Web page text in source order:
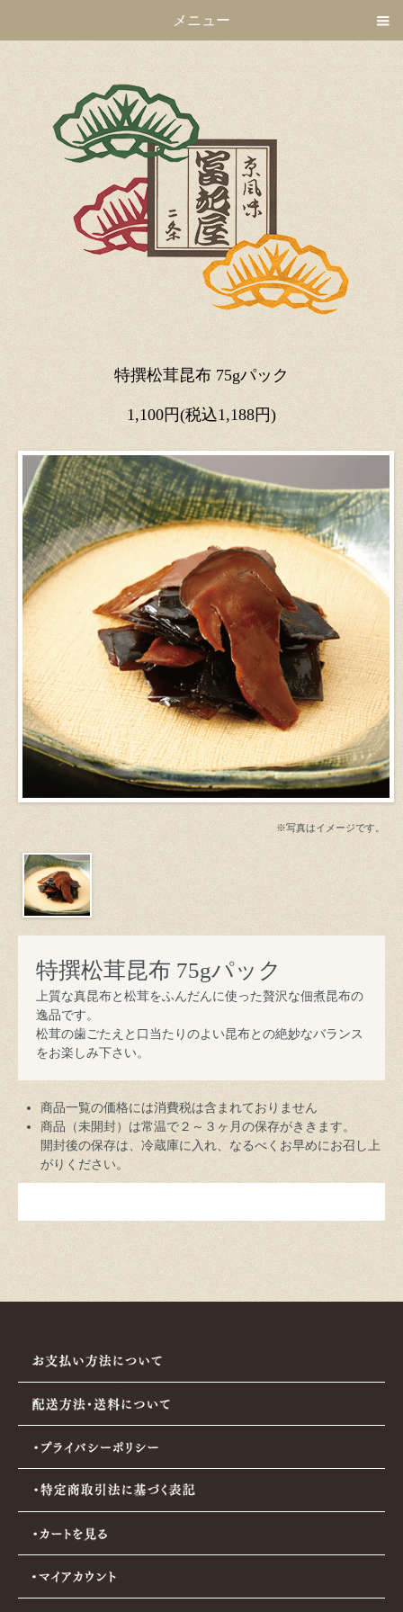
メニュー
特撰松茸昆布 75gパック
1,100円(税込1,188円)
※写真はイメージです。
特撰松茸昆布 75gパック
上質な真昆布と松茸をふんだんに使った贅沢な佃煮昆布の
逸品です。
松茸の歯ごたえと口当たりのよい昆布との絶妙なバランス
をお楽しみ下さい。
商品一覧の価格には消費税は含まれておりません
商品（未開封）は常温で２～３ヶ月の保存がききます。
開封後の保存は、冷蔵庫に入れ、なるべくお早めにお召し上
がりください。